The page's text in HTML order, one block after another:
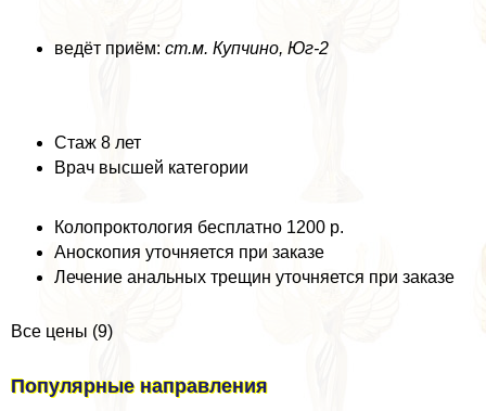
ведёт приём: ст.м. Купчино, Юг-2
Стаж 8 лет
Врач высшей категории
Колопроктология бесплатно 1200 р.
Аноскопия уточняется при заказе
Лечение aнaльных трещин уточняется при заказе
Все цены (9)
Популярные направления